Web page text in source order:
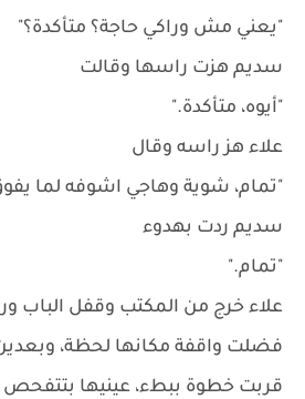
"يعني مش وراكي حاجة؟ متأكدة؟"
سديم هزت راسها وقالت
"أيوه، متأكدة."
علاء هز راسه وقال
"تمام، شوية وهاجي اشوفه لما
سديم ردت بهدوء
"تمام."
علاء خرج من المكتب وقفل الباب
فضلت واقفة مكانها لحظة،
قربت خطوة ببطء، عينيها بتتفحص